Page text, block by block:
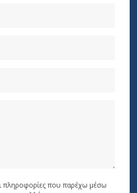
πληροφορίες που παρέχω μέσω